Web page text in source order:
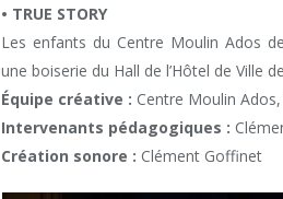
• TRUE STORY
Les enfants du Centre Moulin Ados
une boiserie du Hall de l’Hôtel de Ville
Équipe créative : Centre Moulin
Intervenants pédagogiques :
Création sonore : Clément Goffinet